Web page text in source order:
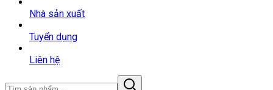
Nhà sản xuất
Tuyển dụng
Liên hệ